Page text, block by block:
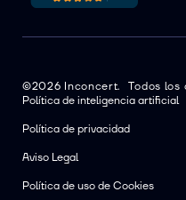
©2026 Inconcert. Todos los
Política de inteligencia artificial
Política de privacidad
Aviso Legal
Política de uso de Cookies